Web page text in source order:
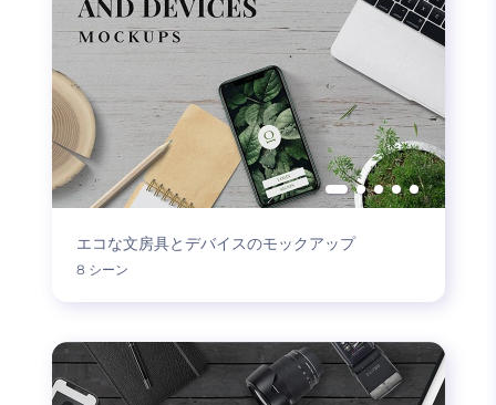
エコな文房具とデバイスのモックアップ
8 シーン